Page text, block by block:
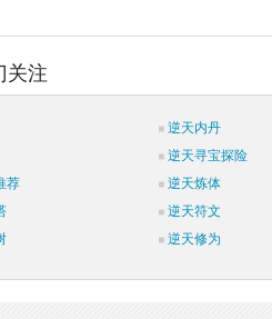
关注
逆天内丹
逆天寻宝探险
荐
逆天炼体
逆天符文
逆天修为